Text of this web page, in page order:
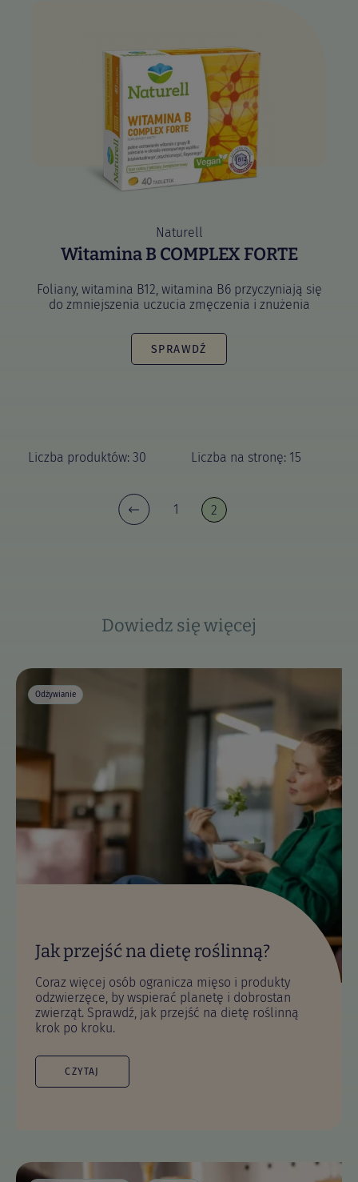
Naturell
Witamina B COMPLEX FORTE
Foliany, witamina B12, witamina B6 przyczyniają się
do zmniejszenia uczucia zmęczenia i znużenia
SPRAWDŹ
Liczba produktów: 30 Liczba na stronę: 15
1 2
Dowiedz się więcej
Odżywianie
Jak przejść na dietę roślinną?
Coraz więcej osób ogranicza mięso i produkty
odzwierzęce, by wspierać planetę i dobrostan
zwierząt. Sprawdź, jak przejść na dietę roślinną
krok po kroku.
CZYTAJ